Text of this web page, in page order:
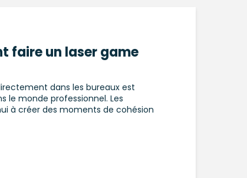
faire un laser game
dans les bureaux est
le monde professionnel. Les
à créer des moments de cohésion